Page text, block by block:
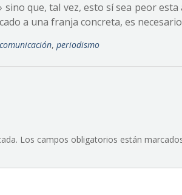
sino que, tal vez, esto sí sea peor
a una franja concreta, es
, periodismo
Los campos obligatorios están